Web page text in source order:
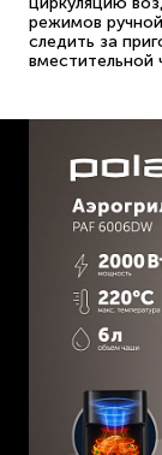
режимов
следить за
вместительной